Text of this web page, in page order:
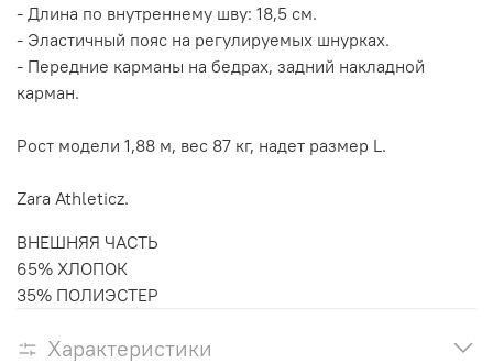
- Длина по внутреннему шву: 18,5 см.
- Эластичный пояс на регулируемых шнурках.
- Передние карманы на бедрах, задний накладной
карман.
Рост модели 1,88 м, вес 87 кг, надет размер L.
Zara Athleticz.
ВНЕШНЯЯ ЧАСТЬ
65% ХЛОПОК
35% ПОЛИЭСТЕР
Характеристики